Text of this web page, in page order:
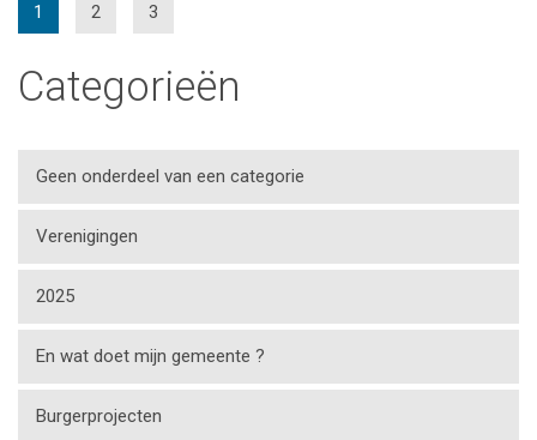
1 (current)
2 3
Categorieën
Geen onderdeel van een categorie
Verenigingen
2025
En wat doet mijn gemeente ?
Burgerprojecten